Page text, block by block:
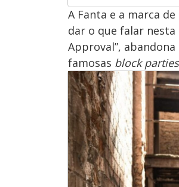
A Fanta e a marca
dar o que falar nesta
Approval”,
famosas block parties